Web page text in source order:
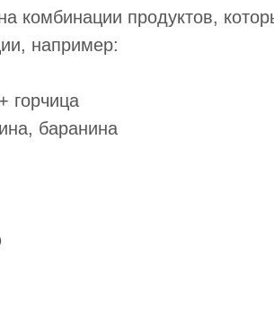
комбинации продуктов,
например:
горчица
баранина